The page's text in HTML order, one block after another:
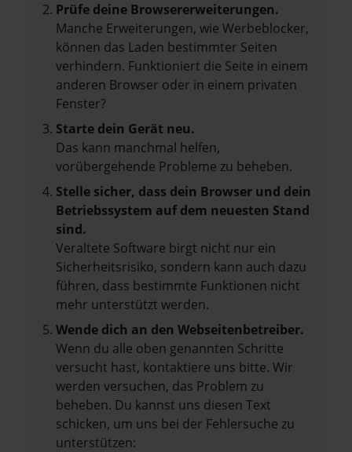
Prüfe deine Browsererweiterungen.
Manche Erweiterungen, wie Werbeblocker,
können das Laden bestimmter Seiten
verhindern. Funktioniert die Seite in einem
anderen Browser oder in einem privaten
Fenster?
Starte dein Gerät neu.
Das kann manchmal helfen,
vorübergehende Probleme zu beheben.
Stelle sicher, dass dein Browser und dein
Betriebssystem auf dem neuesten Stand
sind.
Veraltete Software birgt nicht nur ein
Sicherheitsrisiko, sondern kann auch dazu
führen, dass bestimmte Funktionen nicht
mehr unterstützt werden.
Wende dich an den Webseitenbetreiber.
Wenn du alle oben genannten Schritte
versucht hast, kontaktiere uns bitte. Wir
werden versuchen, das Problem zu
beheben. Du kannst uns diesen Text
schicken, um uns bei der Fehlersuche zu
unterstützen: